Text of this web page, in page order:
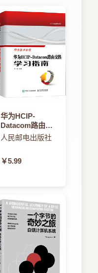
OS X 软件更新
参考5．2 手动软
练习5．1 在
新 练习5．2 独立
习5．3 使用自动
账户 参考6．
家长控制 参考
管理的用户账户
考7．1 个人文
用户账户 参考
夹 练习7．1 恢
．4 系统安全设
习8．1 在 OS X
习8．2 重设账
串密码 练习8．
匙串管理 参考
2 钥匙串管理
习9．1 管理钥
华为HCIP-
Datacom路由交
换学习指南
人民邮电出版社
￥5.99